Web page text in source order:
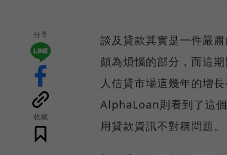
分享
收藏
談及貸款其實是一件嚴
頗為煩惱的部分，而這
人信貸市場這幾年的增
AlphaLoan則看到了這
用貸款資訊不對稱問題。